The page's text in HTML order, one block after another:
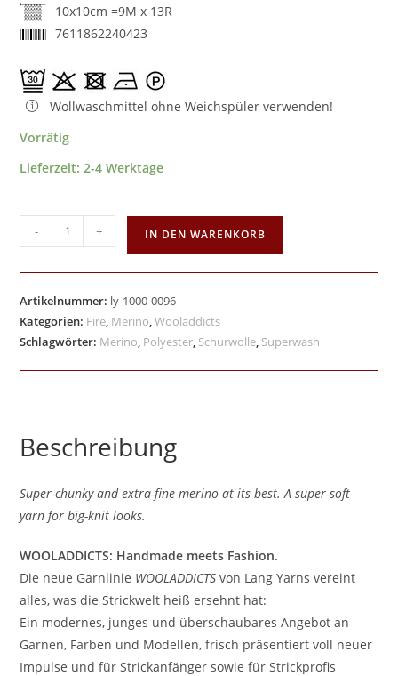
10x10cm =9M x 13R
7611862240423
Wollwaschmittel ohne Weichspüler verwenden!
Vorrätig
Lieferzeit:2-4 Werktage
- + IN DEN WARENKORB
Artikelnummer: ly-1000-0096
Kategorien: Fire Merino ,Wooladdicts
Schlagwörter: Merino Polyester Schurwolle Superwash
Beschreibung
Super-chunky and extra-fine merino at its best. A super-soft
yarn for big-knit looks.
WOOLADDICTS: Handmade meets Fashion.
Die neue Garnlinie WOOLADDICTS von Lang Yarns vereint
alles, was die Strickwelt heiß ersehnt hat:
Ein modernes, junges und überschaubares Angebot an
Garnen, Farben und Modellen, frisch präsentiert voll neuer
Impulse und für Strickanfänger sowie für Strickprofis